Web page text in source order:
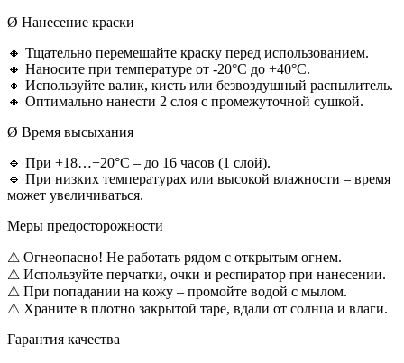
Ø Нанесение краски
🔸 Тщательно перемешайте краску перед использованием.
🔸 Наносите при температуре от -20°C до +40°C.
🔸 Используйте валик, кисть или безвоздушный распылитель.
🔸 Оптимально нанести 2 слоя с промежуточной сушкой.
Ø Время высыхания
🔹 При +18…+20°C – до 16 часов (1 слой).
🔹 При низких температурах или высокой влажности – время
может увеличиваться.
Меры предосторожности
⚠ Огнеопасно! Не работать рядом с открытым огнем.
⚠ Используйте перчатки, очки и респиратор при нанесении.
⚠ При попадании на кожу – промойте водой с мылом.
⚠ Храните в плотно закрытой таре, вдали от солнца и влаги.
Гарантия качества